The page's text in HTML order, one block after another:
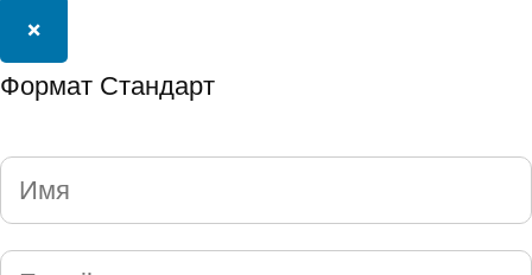
×
Формат Стандарт